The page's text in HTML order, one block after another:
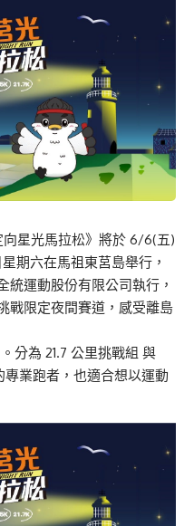
星光馬拉松》將於 6/6(五)
期六在馬祖東莒島舉行，
統運動股份有限公司執行，
戰限定夜間賽道，感受離島
分為 21.7 公里挑戰組 與
業跑者，也適合想以運動